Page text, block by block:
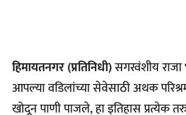
हिमायतनगर (प्रतिनिधी)सगरवंशीय राजा
आपल्या वडिलांच्या सेवेसाठी अथक
खोदून पाणी पाजले, हा इतिहास प्रत्येक